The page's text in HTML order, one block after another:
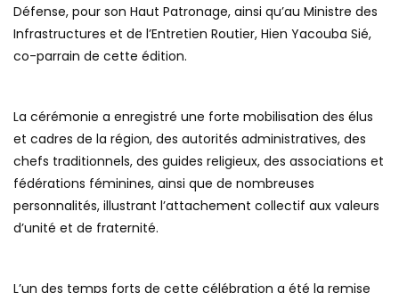
Défense, pour son Haut Patronage, ainsi qu’au Ministre des
Infrastructures et de l’Entretien Routier, Hien Yacouba Sié,
co-parrain de cette édition.
La cérémonie a enregistré une forte mobilisation des élus
et cadres de la région, des autorités administratives, des
chefs traditionnels, des guides religieux, des associations et
fédérations féminines, ainsi que de nombreuses
personnalités, illustrant l’attachement collectif aux valeurs
d’unité et de fraternité.
L’un des temps forts de cette célébration a été la remise